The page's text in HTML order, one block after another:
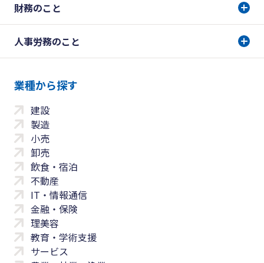
財務のこと
人事労務のこと
業種から探す
建設
製造
小売
卸売
飲食・宿泊
不動産
IT・情報通信
金融・保険
理美容
教育・学術支援
サービス